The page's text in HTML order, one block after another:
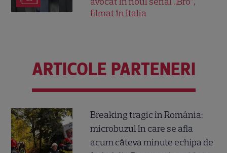
filmat în Italia
ARTICOLE PARTENERI
Breaking tragic în România:
microbuzul în care se afla
acum câteva minute echipa de